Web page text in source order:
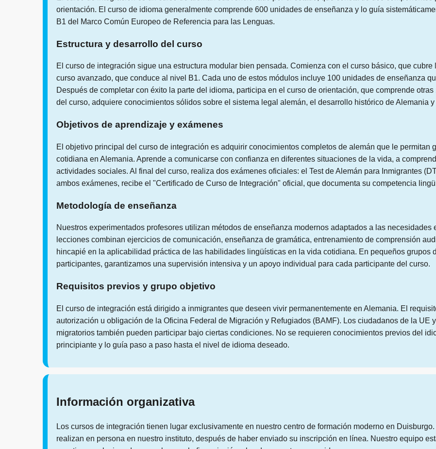
orientación. El curso de idioma generalmente comprende 600 unidades de enseñanza y lo guía
B1 del Marco Común Europeo de Referencia para las Lenguas.
Estructura y desarrollo del curso
El curso de integración sigue una estructura modular bien pensada. Comienza con el curso básico, que
curso avanzado, que conduce al nivel B1. Cada uno de estos módulos incluye 100 unidades de enseñanza
Después de completar con éxito la parte del idioma, participa en el curso de orientación, que comprende
del curso, adquiere conocimientos sólidos sobre el sistema legal alemán, el desarrollo histórico de Alemania
Objetivos de aprendizaje y exámenes
El objetivo principal del curso de integración es adquirir conocimientos completos de alemán que le permitan
cotidiana en Alemania. Aprende a comunicarse con confianza en diferentes situaciones de la vida, a
actividades sociales. Al final del curso, realiza dos exámenes oficiales: el Test de Alemán para Inmigrantes
ambos exámenes, recibe el "Certificado de Curso de Integración" oficial, que documenta su competencia
Metodología de enseñanza
Nuestros experimentados profesores utilizan métodos de enseñanza modernos adaptados a las
lecciones combinan ejercicios de comunicación, enseñanza de gramática, entrenamiento de comprensión
hincapié en la aplicabilidad práctica de las habilidades lingüísticas en la vida cotidiana. En pequeños grupos
participantes, garantizamos una supervisión intensiva y un apoyo individual para cada participante del curso.
Requisitos previos y grupo objetivo
El curso de integración está dirigido a inmigrantes que deseen vivir permanentemente en Alemania. El
autorización u obligación de la Oficina Federal de Migración y Refugiados (BAMF). Los ciudadanos de la UE
migratorios también pueden participar bajo ciertas condiciones. No se requieren conocimientos previos del
principiante y lo guía paso a paso hasta el nivel de idioma deseado.
Información organizativa
Los cursos de integración tienen lugar exclusivamente en nuestro centro de formación moderno en
realizan en persona en nuestro instituto, después de haber enviado su inscripción en línea. Nuestro equipo